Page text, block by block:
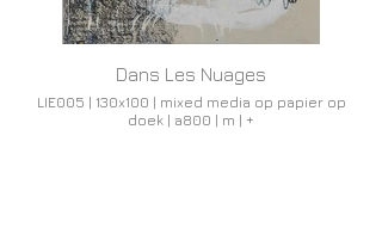
Dans Les Nuages
LIE005 | 130x100 | mixed media op papier op
doek | a800 | m | +